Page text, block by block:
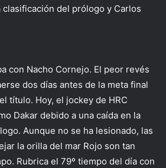
del prólogo y Carlos
con Nacho Cornejo. El peor revés
dos días antes de la meta final
título. Hoy, el jockey de HRC
Dakar debido a una caída en la
Aunque no se ha lesionado, las
la orilla del mar Rojo son tan
Rubrica el 79º tiempo del día con